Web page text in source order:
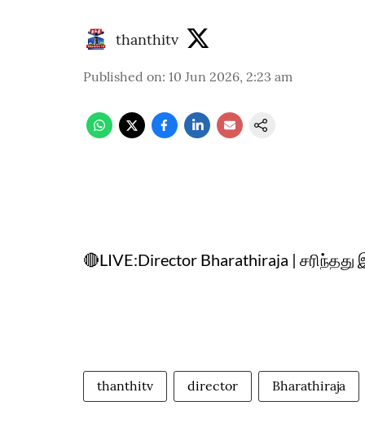
thanthitv
Published on: 10 Jun 2026, 2:23 am
🔴LIVE:Director Bharathiraja |
thanthitv director Bharathiraja